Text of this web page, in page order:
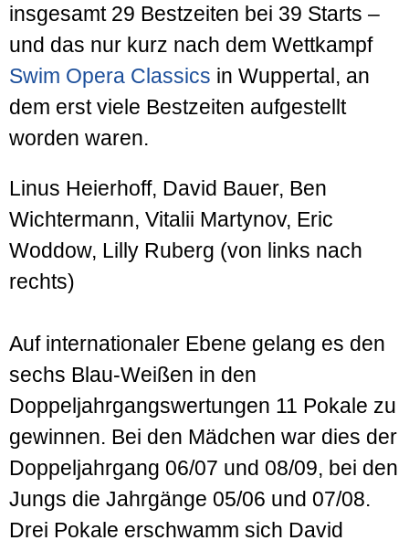
insgesamt 29 Bestzeiten bei 39 Starts –
und das nur kurz nach dem Wettkampf
Swim Opera Classics in Wuppertal, an
dem erst viele Bestzeiten aufgestellt
worden waren.
Linus Heierhoff, David Bauer, Ben
Wichtermann, Vitalii Martynov, Eric
Woddow, Lilly Ruberg (von links nach
rechts)
Auf internationaler Ebene gelang es den
sechs Blau-Weißen in den
Doppeljahrgangswertungen 11 Pokale zu
gewinnen. Bei den Mädchen war dies der
Doppeljahrgang 06/07 und 08/09, bei den
Jungs die Jahrgänge 05/06 und 07/08.
Drei Pokale erschwamm sich David